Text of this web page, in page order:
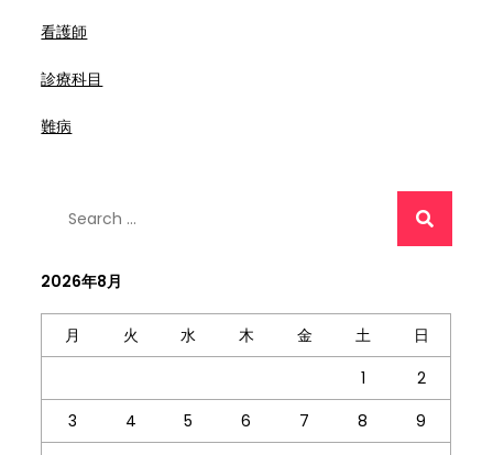
看護師
診療科目
難病
2026年8月
月 火 水 木 金 土
日
1
2
3
4 5 6 7 8
9